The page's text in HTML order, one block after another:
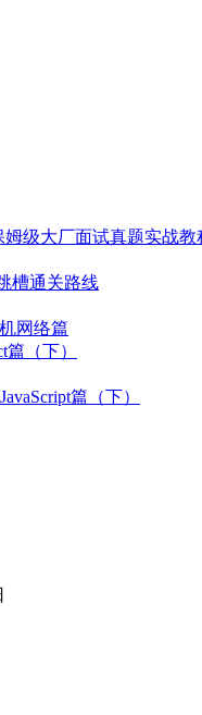
级大厂面试真题实战教
槽通关路线
网络篇
（下）
篇（下）